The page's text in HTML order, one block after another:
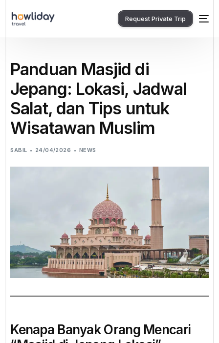
Request Private Trip
Panduan Masjid di
Jepang: Lokasi, Jadwal
Salat, dan Tips untuk
Wisatawan Muslim
SABIL 24/04/2026 NEWS
Kenapa Banyak Orang Mencari